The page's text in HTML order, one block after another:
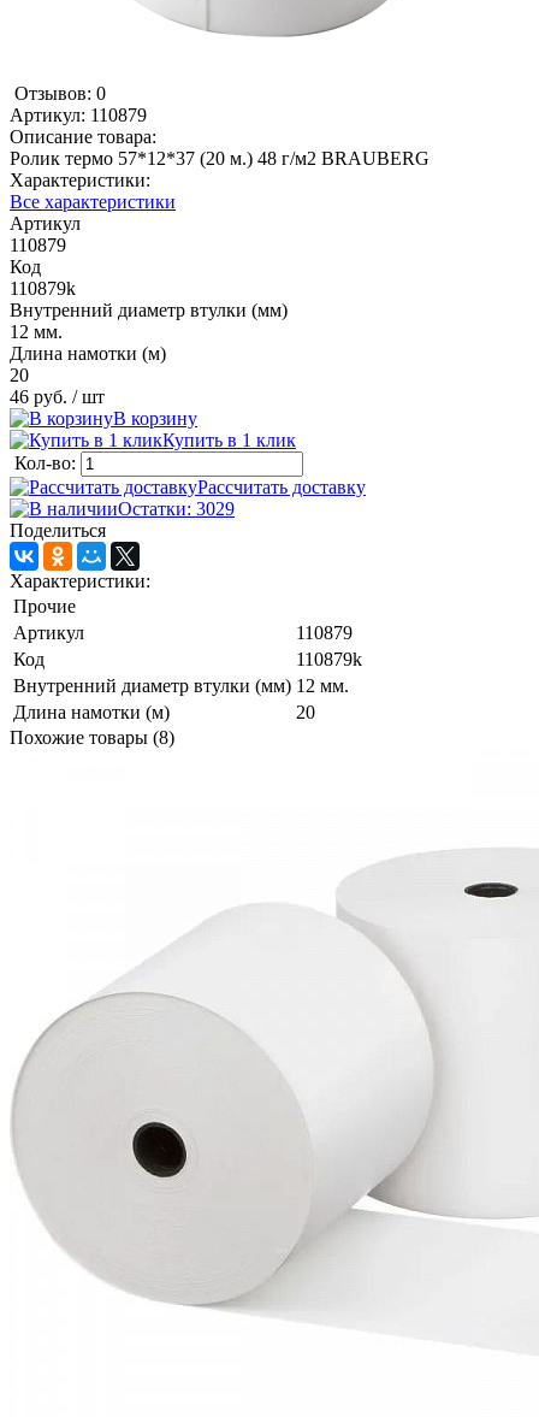
Отзывов: 0
Артикул: 110879
Описание товара:
Ролик термо 57*12*37 (20 м.) 48 г/м2 BRAUBERG
Характеристики:
Все характеристики
Артикул
110879
Код
110879k
Внутренний диаметр втулки (мм)
12 мм.
Длина намотки (м)
20
46 руб. / шт
В корзину
Купить в 1 клик
Кол-во:
Рассчитать доставку
Остатки: 3029
Поделиться
Характеристики:
Прочие
Артикул
110879
Код
110879k
Внутренний диаметр втулки (мм) 12 мм.
Длина намотки (м)
20
Похожие товары (8)